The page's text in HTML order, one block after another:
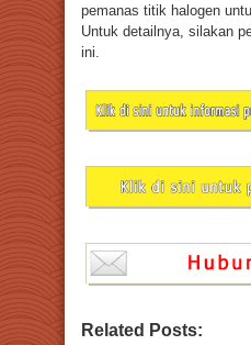
pemanas titik halogen
Untuk detailnya, silakan
ini.
Related Posts: